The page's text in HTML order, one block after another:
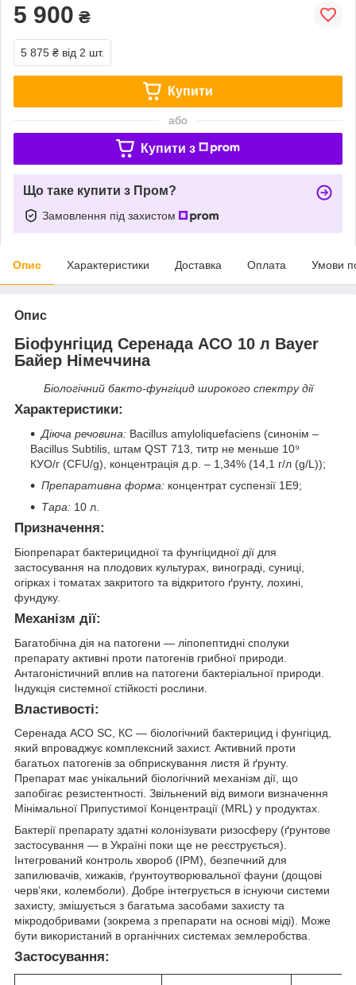
5 900 ₴
5 875 ₴ від 2 шт.
Купити
або
Купити з
Що таке купити з Пром?
Замовлення під захистом
Опис Характеристики Доставка Оплата Умови
Опис
Біофунгіцид Серенада АСО 10 л Bayer
Байер Німеччина
Біологічний бакто-фунгіцид широкого спектру дії
Характеристики:
Діюча речовина: Bacillus amyloliquefaciens (синонім –
Bacillus Subtilis, штам QST 713, титр не меньше 10⁹
КУО/г (CFU/g), концентрація д.р. – 1,34% (14,1 г/л (g/L));
Препаративна форма: концентрат суспензії 1E9;
Тара: 10 л.
Призначення:
Біопрепарат бактерицидної та фунгіцидної дії для
застосування на плодових культурах, винограді, суниці,
огірках і томатах закритого та відкритого ґрунту, лохині,
фундуку.
Механізм дії:
Багатобічна дія на патогени — ліпопептидні сполуки
препарату активні проти патогенів грибної природи.
Антагоністичний вплив на патогени бактеріальної природи.
Індукція системної стійкості рослини.
Властивості:
Серенада ACO SC, КС — біологічний бактерицид і фунгіцид,
який впроваджує комплексний захист. Активний проти
багатьох патогенів за обприскування листя й ґрунту.
Препарат має унікальний біологічний механізм дії, що
запобігає резистентності. Звільнений від вимоги визначення
Мінімальної Припустимої Концентрації (MRL) у продуктах.
Бактерії препарату здатні колонізувати ризосферу (ґрунтове
застосування — в Україні поки ще не реєструється).
Інтегрований контроль хвороб (IPM), безпечний для
запилювачів, хижаків, ґрунтоутворювальної фауни (дощові
черв’яки, колемболи). Добре інтегрується в існуючи системи
захисту, змішується з багатьма засобами захисту та
мікродобривами (зокрема з препарати на основі міді). Може
бути використаний в органічних системах землеробства.
Застосування: